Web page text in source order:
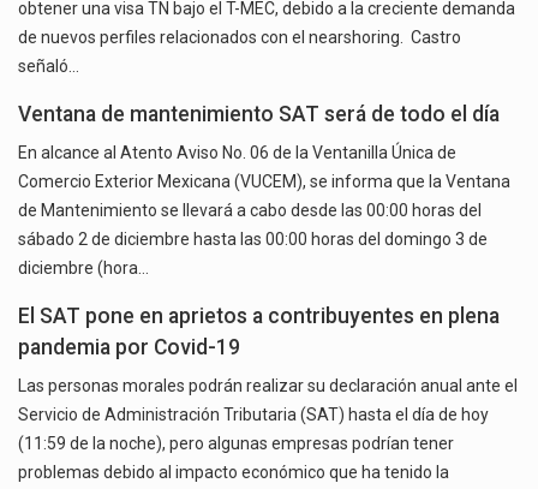
obtener una visa TN bajo el T-MEC, debido a la creciente demanda
de nuevos perfiles relacionados con el nearshoring. Castro
señaló…
Ventana de mantenimiento SAT será de todo el día
En alcance al Atento Aviso No. 06 de la Ventanilla Única de
Comercio Exterior Mexicana (VUCEM), se informa que la Ventana
de Mantenimiento se llevará a cabo desde las 00:00 horas del
sábado 2 de diciembre hasta las 00:00 horas del domingo 3 de
diciembre (hora…
El SAT pone en aprietos a contribuyentes en plena
pandemia por Covid-19
Las personas morales podrán realizar su declaración anual ante el
Servicio de Administración Tributaria (SAT) hasta el día de hoy
(11:59 de la noche), pero algunas empresas podrían tener
problemas debido al impacto económico que ha tenido la